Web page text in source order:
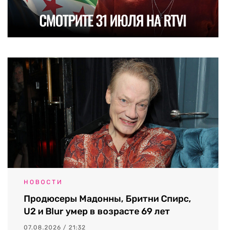
НОВОСТИ
Продюсеры Мадонны, Бритни Спирс,
U2 и Blur умер в возрасте 69 лет
07.08.2026 / 21:32